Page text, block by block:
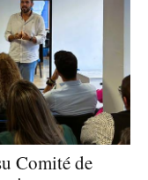
Comité de